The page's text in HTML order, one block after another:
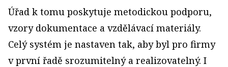
Úřad k tomu poskytuje metodickou podporu,
vzory dokumentace a vzdělávací materiály.
Celý systém je nastaven tak, aby byl pro firmy
v první řadě srozumitelný a realizovatelný. I